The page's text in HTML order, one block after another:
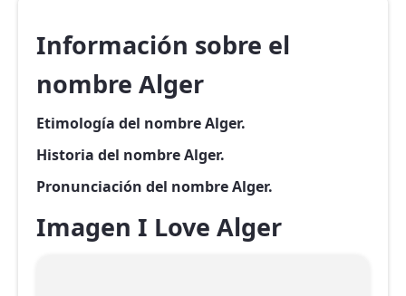
Información sobre el
nombre Alger
Etimología del nombre Alger.
Historia del nombre Alger.
Pronunciación del nombre Alger.
Imagen I Love Alger